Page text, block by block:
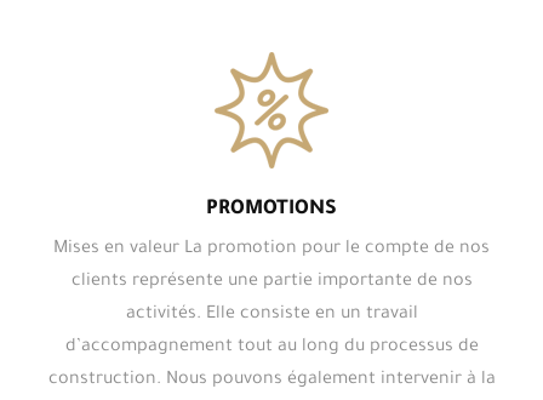
PROMOTIONS
Mises en valeur La promotion pour le compte de nos
clients représente une partie importante de nos
activités. Elle consiste en un travail
d’accompagnement tout au long du processus de
construction. Nous pouvons également intervenir à la